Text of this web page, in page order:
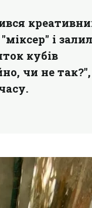
і
кубів
чи не